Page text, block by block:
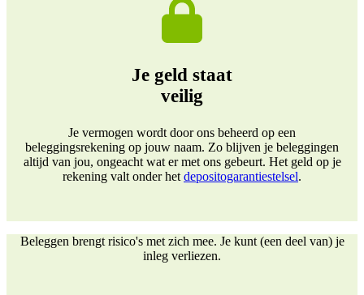
Je geld staat
veilig
Je vermogen wordt door ons beheerd op een
beleggingsrekening op jouw naam. Zo blijven je beleggingen
altijd van jou, ongeacht wat er met ons gebeurt. Het geld op je
rekening valt onder het depositogarantiestelsel.
Beleggen brengt risico's met zich mee. Je kunt (een deel van) je
inleg verliezen.